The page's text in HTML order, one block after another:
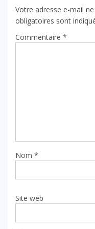
Votre adresse e-mail
obligatoires sont
Commentaire *
Nom *
Site web